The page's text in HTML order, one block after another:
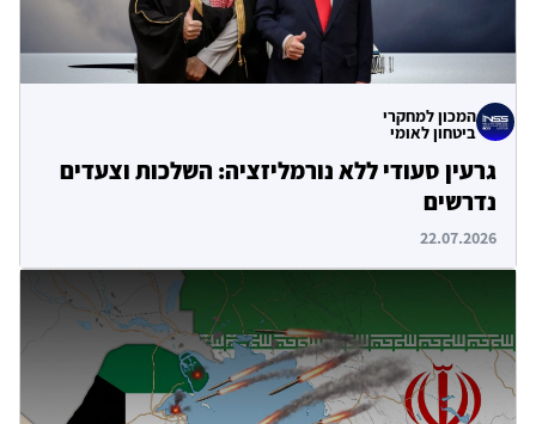
המכון למחקרי
ביטחון לאומי
גרעין סעודי ללא נורמליזציה: השלכות וצעדים
נדרשים
22.07.2026